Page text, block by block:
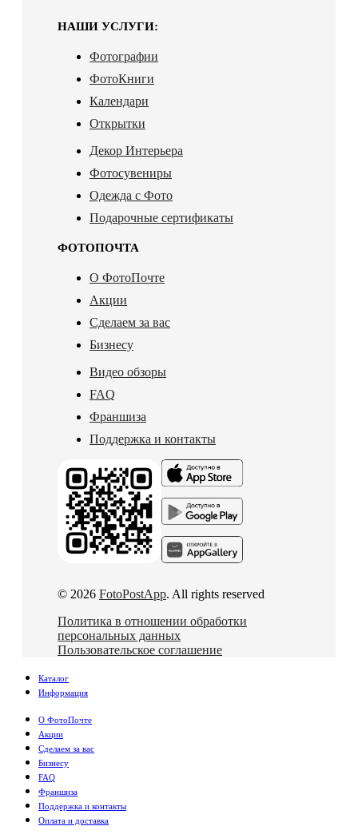
НАШИ УСЛУГИ:
Фотографии
ФотоКниги
Календари
Открытки
Декор Интерьера
Фотосувениры
Одежда с Фото
Подарочные сертификаты
ФОТОПОЧТА
О ФотоПочте
Акции
Сделаем за вас
Бизнесу
Видео обзоры
FAQ
Франшиза
Поддержка и контакты
© 2026 FotoPostApp. All rights reserved
Политика в отношении обработки
персональных данных
Пользовательское соглашение
Каталог
Информация
О ФотоПочте
Акции
Сделаем за вас
Бизнесу
FAQ
Франшиза
Поддержка и контакты
Оплата и доставка